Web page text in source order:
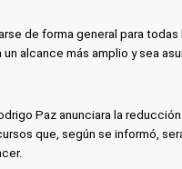
de forma general para todas
alcance más amplio y sea
Paz anunciara la
que, según se informó,